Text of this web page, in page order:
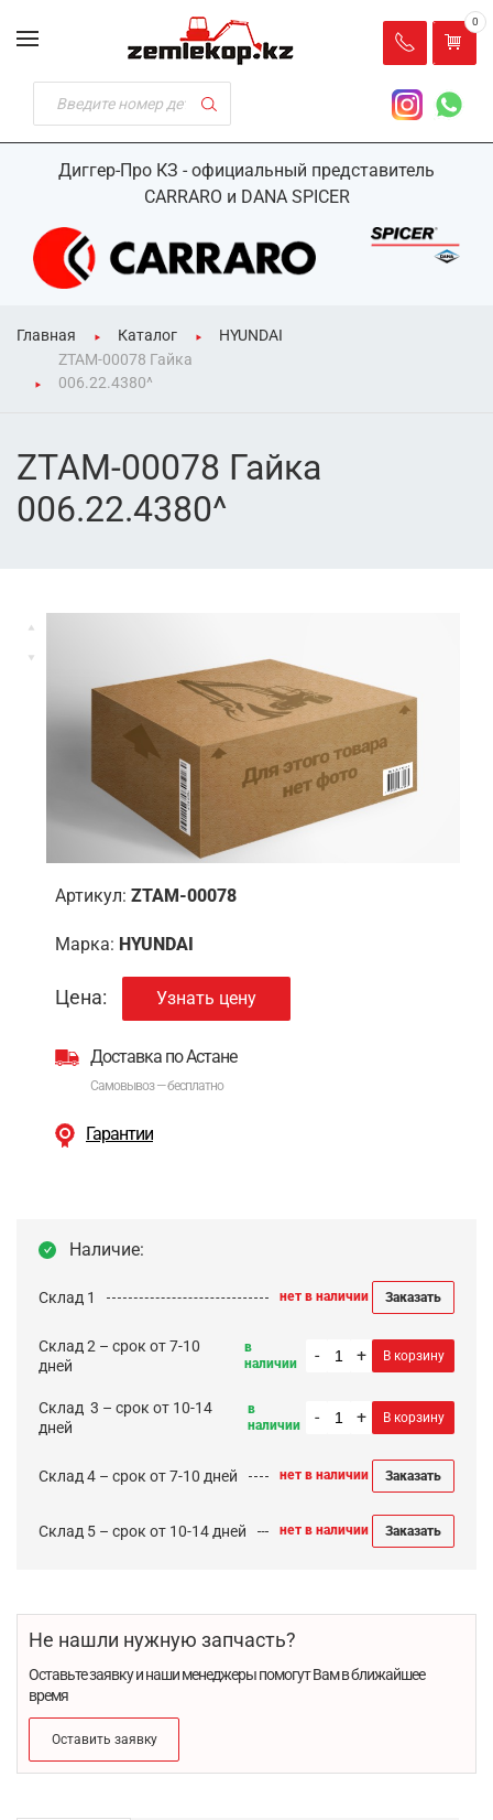
Диггер-Про КЗ - официальный представитель
CARRARO и DANA SPICER
0
Главная Каталог
HYUNDAI
ZTAM-00078 Гайка
006.22.4380^
ZTAM-00078 Гайка
006.22.4380^
Артикул: ZTAM-00078
Марка: HYUNDAI
Цена: Узнать цену
Доставка по Астане
Самовывоз — бесплатно
Гарантии
Наличие:
Склад 1 нет в наличии Заказать
Склад 2 – срок от 7-10
дней
в
наличии
- + В корзину
Cклад 3 – срок от 10-14
дней
в
наличии
- + В корзину
Склад 4 – срок от 7-10 дней нет в наличии Заказать
Склад 5 – срок от 10-14 дней нет в наличии Заказать
Не нашли нужную запчасть?
Оставьте заявку и наши менеджеры помогут Вам в ближайшее
время
Оставить заявку